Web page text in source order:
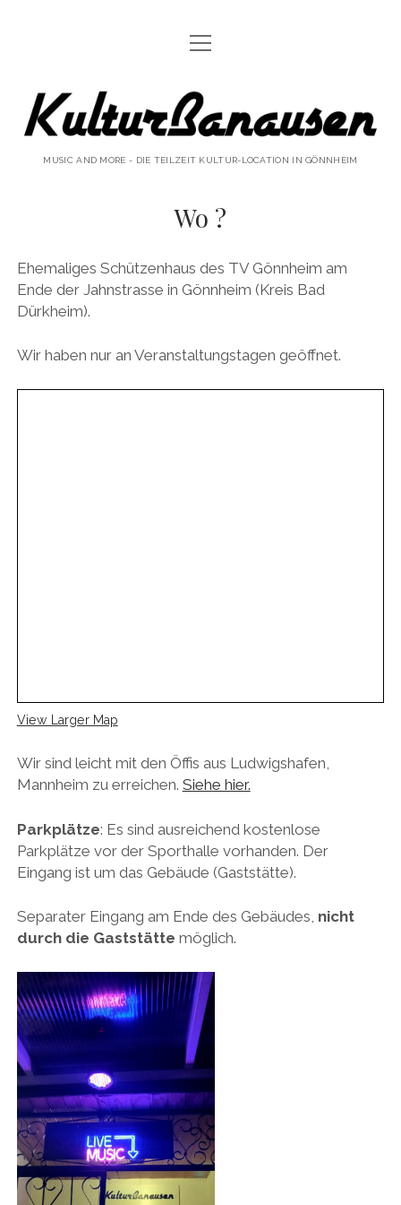
AKTUELLE VERANSTALTUNGEN 2026
JOHNNY’S POPSHOW
BILDER
HISTORY
VORVERKAUF
HAFTUNGSAUSSCHLUSS
Menü
öffnen
KulturBanausen
MUSIC AND MORE - DIE TEILZEIT KULTUR-LOCATION IN GÖNNHEIM
Wo ?
Ehemaliges Schützenhaus des TV Gönnheim am
Ende der Jahnstrasse in Gönnheim (Kreis Bad
Dürkheim).
Wir haben nur an Veranstaltungstagen geöffnet.
View Larger Map
Wir sind leicht mit den Öffis aus Ludwigshafen,
Mannheim zu erreichen. Siehe hier.
Parkplätze: Es sind ausreichend kostenlose
Parkplätze vor der Sporthalle vorhanden. Der
Eingang ist um das Gebäude (Gaststätte).
Separater Eingang am Ende des Gebäudes, nicht
durch die Gaststätte möglich.